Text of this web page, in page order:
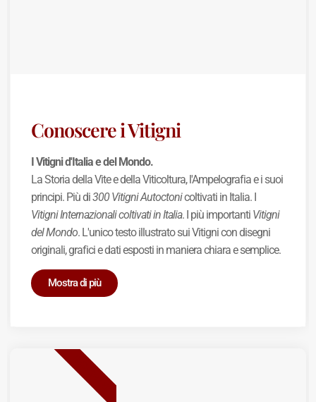
Conoscere i Vitigni
I Vitigni d'Italia e del Mondo.
La Storia della Vite e della Viticoltura, l'Ampelografia e i suoi
principi. Più di300 Vitigni Autoctonicoltivati in Italia. I
Vitigni Internazionali coltivati in Italia. I più importanti Vitigni
del Mondo. L'unico testo illustrato sui Vitigni con disegni
originali, grafici e dati esposti in maniera chiara e semplice.
Mostra di più
BEST SELLER